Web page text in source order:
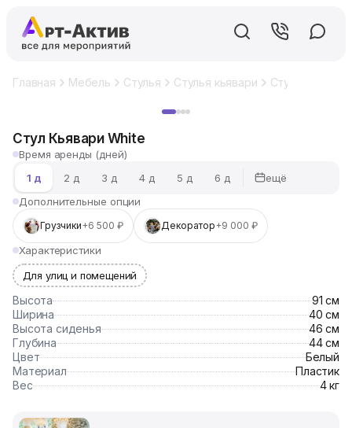
Главная Мебель Стулья Стулья кьявари Стул Кьявари
Стул Кьявари White
Время аренды (дней)
1 д
2 д 3 д 4 д 5 д 6 д
ещё
Дополнительные опции
Грузчики+6 500 ₽ Декоратор+9 000 ₽
Характеристики
Для улиц и помещений
Высота
91 см
Ширина
40 см
Высота сиденья
46 см
Глубина
44 см
Цвет
Белый
Материал
Пластик
Вес
4 кг